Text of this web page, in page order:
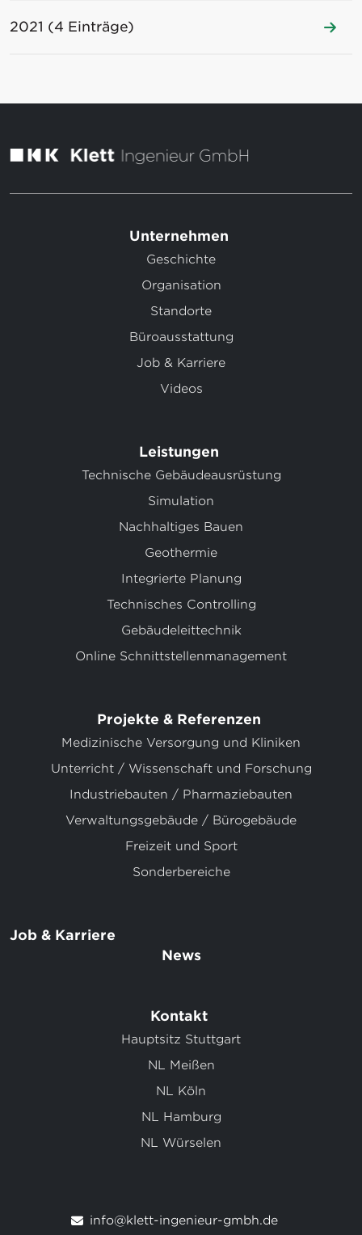
2021 (4 Einträge)
Unternehmen
Geschichte
Organisation
Standorte
Büroausstattung
Job & Karriere
Videos
Leistungen
Technische Gebäudeausrüstung
Simulation
Nachhaltiges Bauen
Geothermie
Integrierte Planung
Technisches Controlling
Gebäudeleittechnik
Online Schnittstellenmanagement
Projekte & Referenzen
Medizinische Versorgung und Kliniken
Unterricht / Wissenschaft und Forschung
Industriebauten / Pharmaziebauten
Verwaltungsgebäude / Bürogebäude
Freizeit und Sport
Sonderbereiche
Job & Karriere
News
Kontakt
Hauptsitz Stuttgart
NL Meißen
NL Köln
NL Hamburg
NL Würselen
info@klett-ingenieur-gmbh.de